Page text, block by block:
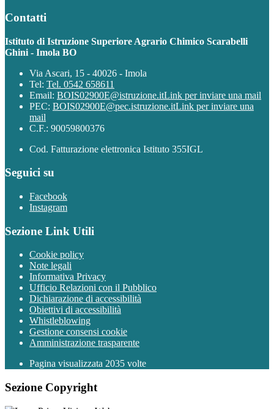
Contatti
Istituto di Istruzione Superiore Agrario Chimico Scarabelli
Ghini - Imola BO
Via Ascari, 15 - 40026 - Imola
Tel: Tel. 0542 658611
Email: BOIS02900E@istruzione.itLink per inviare una mail
PEC: BOIS02900E@pec.istruzione.itLink per inviare una
mail
C.F.: 90059800376
Cod. Fatturazione elettronica Istituto 355IGL
Seguici su
Facebook
Instagram
Sezione Link Utili
Cookie policy
Note legali
Informativa Privacy
Ufficio Relazioni con il Pubblico
Dichiarazione di accessibilità
Obiettivi di accessibilità
Whistleblowing
Gestione consensi cookie
Amministrazione trasparente
Pagina visualizzata 2035 volte
Sezione Copyright